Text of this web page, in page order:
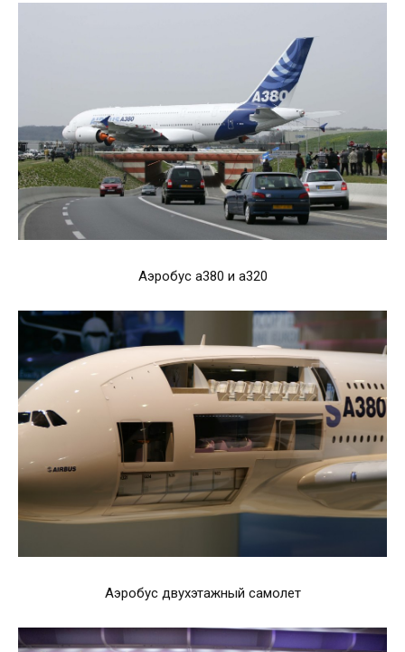
Аэробус а380 и а320
Аэробус двухэтажный самолет